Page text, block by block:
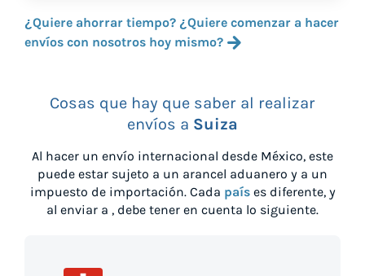
¿Quiere ahorrar tiempo? ¿Quiere comenzar a hacer
envíos con nosotros hoy mismo?
Cosas que hay que saber al realizar
envíos a Suiza
Al hacer un envío internacional desde México, este
puede estar sujeto a un arancel aduanero y a un
impuesto de importación. Cada países diferente, y
al enviar a , debe tener en cuenta lo siguiente.